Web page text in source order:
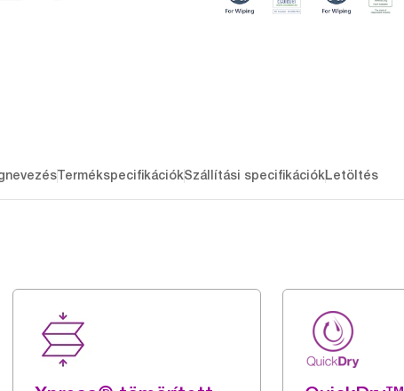
TermékspecifikációkSzállítási specifikációkLetöltés